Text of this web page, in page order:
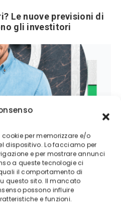
per memorizzare e/o
dispositivo. Lo facciamo per
e per mostrare annunci
a queste tecnologie ci
il comportamento di
questo sito. Il mancato
possono influire
e funzioni.
Le nuove previsioni di
gli investitori
da mettere nel mirino
DI TRADING